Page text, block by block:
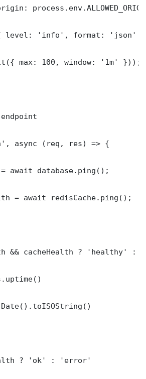
level: 'info', format: 'json'
max: 100, window: '1m' }));
async (req, res) => {
await database.ping();
= await redisCache.ping();
&& cacheHealth ? 'healthy' :
Date().toISOString()
? 'ok' : 'error'